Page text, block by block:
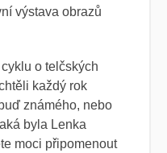
výstava obrazů
o telčských
každý rok
známého, nebo
byla Lenka
moci připomenout